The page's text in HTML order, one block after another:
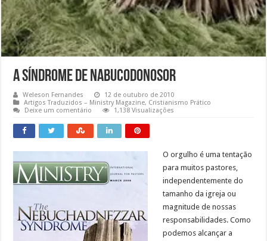
A Síndrome de Nabucodonosor
Weleson Fernandes
12 de outubro de 2010
Artigos Traduzidos – Ministry Magazine, Cristianismo Prático
Deixe um comentário
1,138 Visualizações
O orgulho é uma tentação
para muitos pastores,
independentemente do
tamanho da igreja ou
magnitude de nossas
responsabilidades. Como
podemos alcançar a